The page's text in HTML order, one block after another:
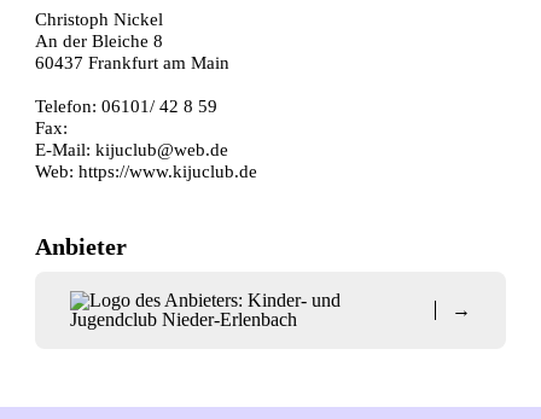
Christoph Nickel
An der Bleiche 8
60437 Frankfurt am Main
Telefon: 06101/ 42 8 59
Fax:
E-Mail:kijuclub@web.de
Web:https://www.kijuclub.de
Anbieter
→